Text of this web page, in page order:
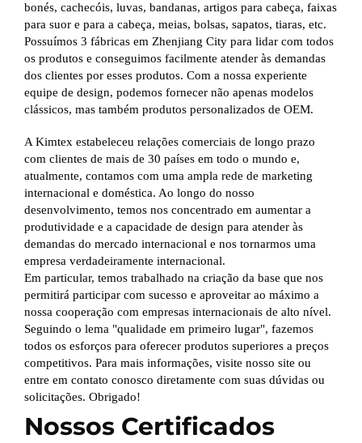
bonés, cachecóis, luvas, bandanas, artigos para cabeça, faixas
para suor e para a cabeça, meias, bolsas, sapatos, tiaras, etc.
Possuímos 3 fábricas em Zhenjiang City para lidar com todos
os produtos e conseguimos facilmente atender às demandas
dos clientes por esses produtos. Com a nossa experiente
equipe de design, podemos fornecer não apenas modelos
clássicos, mas também produtos personalizados de OEM.
A Kimtex estabeleceu relações comerciais de longo prazo
com clientes de mais de 30 países em todo o mundo e,
atualmente, contamos com uma ampla rede de marketing
internacional e doméstica. Ao longo do nosso
desenvolvimento, temos nos concentrado em aumentar a
produtividade e a capacidade de design para atender às
demandas do mercado internacional e nos tornarmos uma
empresa verdadeiramente internacional.
Em particular, temos trabalhado na criação da base que nos
permitirá participar com sucesso e aproveitar ao máximo a
nossa cooperação com empresas internacionais de alto nível.
Seguindo o lema "qualidade em primeiro lugar", fazemos
todos os esforços para oferecer produtos superiores a preços
competitivos. Para mais informações, visite nosso site ou
entre em contato conosco diretamente com suas dúvidas ou
solicitações. Obrigado!
Nossos Certificados